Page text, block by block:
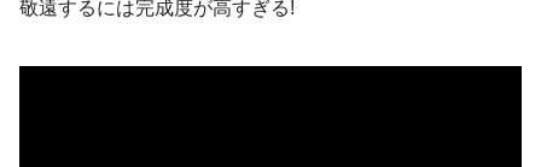
敬遠するには完成度が高すぎる!